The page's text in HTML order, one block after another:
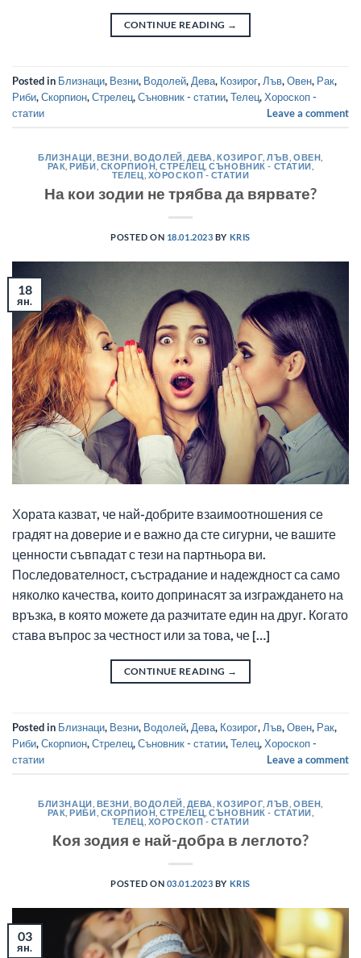
CONTINUE READING →
Posted in Близнаци, Везни, Водолей, Дева, Козирог, Лъв,Овен, Рак,
Риби,Скорпион,Стрелец,Съновник - статии,Телец,Хороскоп -
статии
Leave a comment
БЛИЗНАЦИ ВЕЗНИ ВОДОЛЕЙ ДЕВА ,КОЗИРОГ ,ЛЪВ ОВЕН
РАК ,РИБИ СКОРПИОН ,СТРЕЛЕЦ ,СЪНОВНИК - СТАТИИ
ТЕЛЕЦ ХОРОСКОП - СТАТИИ
На кои зодии не трябва да вярвате?
POSTED ON 18.01.2023 BY KRIS
18
ян.
Хората казват, че най-добрите взаимоотношения се
градят на доверие и е важно да сте сигурни, че вашите
ценности съвпадат с тези на партньора ви.
Последователност, състрадание и надеждност са само
няколко качества, които допринасят за изграждането на
връзка, в която можете да разчитате един на друг. Когато
става въпрос за честност или за това, че […]
CONTINUE READING →
Posted in Близнаци, Везни, Водолей, Дева, Козирог, Лъв,Овен, Рак,
Риби,Скорпион,Стрелец,Съновник - статии,Телец,Хороскоп -
статии
Leave a comment
БЛИЗНАЦИ ВЕЗНИ ВОДОЛЕЙ ДЕВА ,КОЗИРОГ ,ЛЪВ ОВЕН
РАК ,РИБИ СКОРПИОН ,СТРЕЛЕЦ ,СЪНОВНИК - СТАТИИ
ТЕЛЕЦ ХОРОСКОП - СТАТИИ
Коя зодия е най-добра в леглото?
POSTED ON 03.01.2023 BY KRIS
03
ян.